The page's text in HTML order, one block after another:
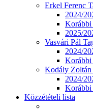
Erkel Ferenc
2024/
Korábbi
2025/
Vasvári Pál
2024/
Korábbi
Kodály Zoltán
2024/
Korábbi
Közzétételi lista